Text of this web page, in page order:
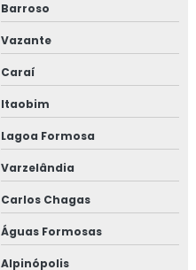
Barroso
Vazante
Caraí
Itaobim
Lagoa Formosa
Varzelândia
Carlos Chagas
Águas Formosas
Alpinópolis